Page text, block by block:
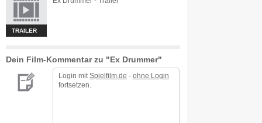
TRAILER
Dein Film-Kommentar zu "Ex Drummer"
Login mit Spielfilm.de - ohne Login
fortsetzen.